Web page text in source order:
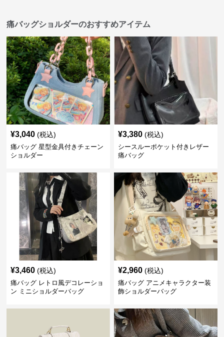
痛バッグショルダーのおすすめアイテム
¥3,040 (税込)
痛バッグ 星型金具付きチェーン
ショルダー
¥3,380 (税込)
シースルーポケット付きレザー
痛バッグ
¥3,460 (税込)
痛バッグ レトロ風デコレーショ
ン ミニショルダーバッグ
¥2,960 (税込)
痛バッグ アニメキャラクター装
飾ショルダーバッグ